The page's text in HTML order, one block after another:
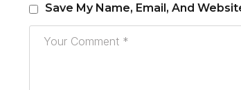
Save My Name, Email, And